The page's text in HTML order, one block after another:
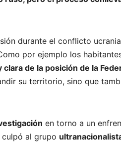
durante el conflicto
por ejemplo los
clara de la posición de la
su territorio, sino que
en torno a un
al grupo